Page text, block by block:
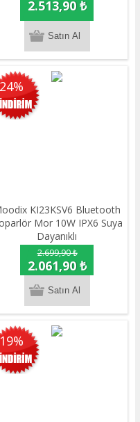
2.513,90 ₺
KI23KSV6 Bluetooth
Mor 10W IPX6 Suya
Dayanıklı
2.699,90 ₺
2.061,90 ₺